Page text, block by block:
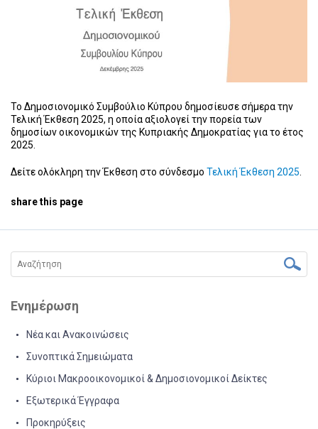
Το Δημοσιονομικό Συμβούλιο Κύπρου δημοσίευσε σήμερα την
Τελική Έκθεση 2025, η οποία αξιολογεί την πορεία των
δημοσίων οικονομικών της Κυπριακής Δημοκρατίας για το έτος
2025.
Δείτε ολόκληρη την Έκθεση στο σύνδεσμο Τελική Έκθεση 2025
share this page
Ενημέρωση
Νέα και Ανακοινώσεις
Συνοπτικά Σημειώματα
Κύριοι Μακροοικονομικοί & Δημοσιονομικοί Δείκτες
Εξωτερικά Έγγραφα
Προκηρύξεις